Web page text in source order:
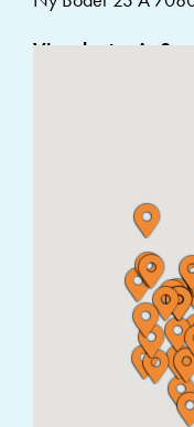
Vimedpoter ApS
Bredsten Landevej
Ilskov hundeudstyr
Ikastvej 50 ,7451
The Frenchie Loft
Fyrrely 57451 Sunds